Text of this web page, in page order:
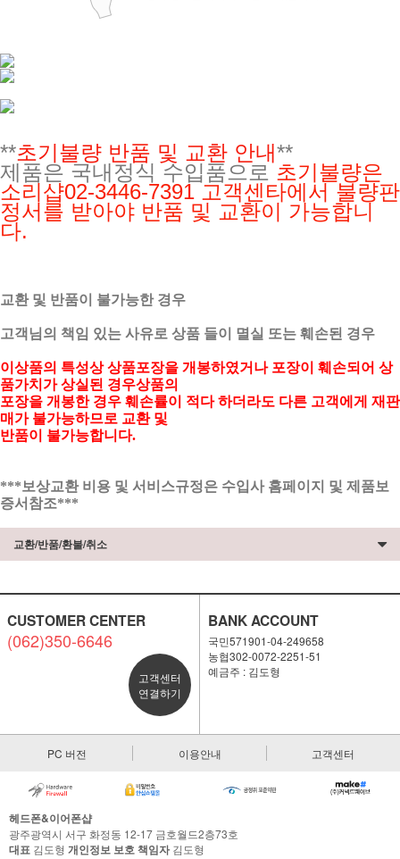
**초기불량 반품 및 교환 안내**
제품은 국내정식 수입품으로 초기불량은
소리샵02-3446-7391고객센타에서 불량판
정서를 받아야 반품 및 교환이 가능합니
다.
교환 및 반품이 불가능한 경우
고객님의 책임 있는 사유로 상품 들이 멸실 또는 훼손된 경우
이상품의 특성상 상품포장을 개봉하였거나 포장이 훼손되어 상
품가치가 상실된 경우상품의
포장을 개봉한 경우 훼손률이 적다 하더라도 다른 고객에게 재판
매가 불가능하므로 교환 및
반품이 불가능합니다.
***보상교환 비용 및 서비스규정은 수입사 홈페이지 및 제품보
증서참조***
교환/반품/환불/취소
CUSTOMER CENTER
(062)350-6646
고객센터
연결하기
BANK ACCOUNT
국민571901-04-249658
농협302-0072-2251-51
예금주 : 김도형
PC 버전 이용안내 고객센터
헤드폰&이어폰샵
광주광역시 서구 화정동 12-17 금호월드2층73호
대표 김도형 개인정보 보호 책임자김도형